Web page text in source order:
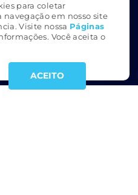
para coletar
navegação em nosso site
Visite nossa Páginas
Você aceita o
ACEITO